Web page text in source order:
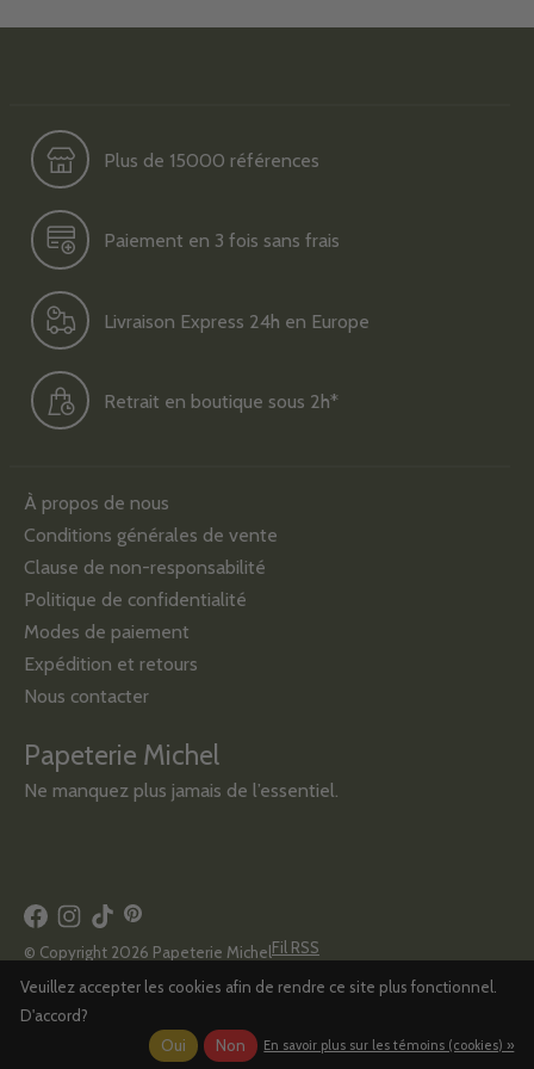
Plus de 15000 références
Paiement en 3 fois sans frais
Livraison Express 24h en Europe
Retrait en boutique sous 2h*
À propos de nous
Conditions générales de vente
Clause de non-responsabilité
Politique de confidentialité
Modes de paiement
Expédition et retours
Nous contacter
Papeterie Michel
Ne manquez plus jamais de l’essentiel.
© Copyright 2026 Papeterie Michel Fil RSS
Veuillez accepter les cookies afin de rendre ce site plus fonctionnel.
D'accord?
Oui
Non En savoir plus sur les témoins (cookies) »